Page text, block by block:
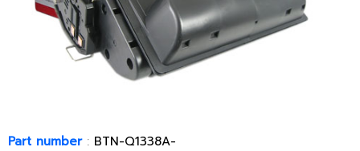
Part number: BTN-Q1338A-